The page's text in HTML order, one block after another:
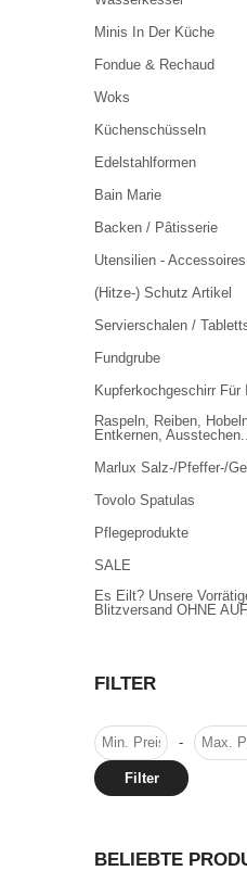
Minis In Der Küche
Fondue & Rechaud
Woks
Küchenschüsseln
Edelstahlformen
Bain Marie
Backen / Pâtisserie
Utensilien -
(Hitze-) Schutz Artikel
Servierschalen /
Fundgrube
Kupferkochgeschirr Für
Raspeln, Reiben,
Entkernen,
Marlux Salz-/Pfeffer-/
Tovolo Spatulas
Pflegeprodukte
SALE
Es Eilt? Unsere
Blitzversand OHNE
FILTER
-
Filter
BELIEBTE